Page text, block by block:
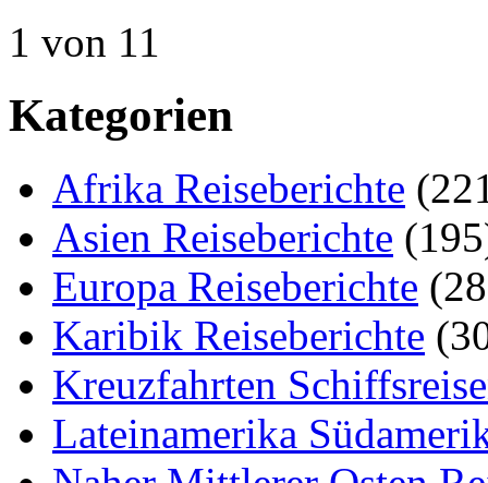
1 von 11
Kategorien
Afrika Reiseberichte
Asien Reiseberichte
Europa Reiseberichte
Karibik Reiseberichte
Kreuzfahrten
Lateinamerika